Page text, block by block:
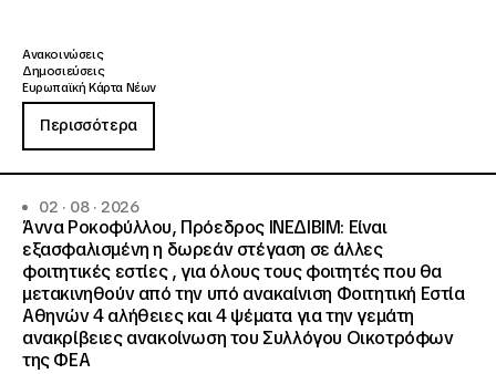
Ανακοινώσεις
Δημοσιεύσεις
Ευρωπαϊκή Κάρτα Νέων
Περισσότερα
02 · 08 · 2026
Άννα Ροκοφύλλου, Πρόεδρος ΙΝΕΔΙΒΙΜ: Είναι
εξασφαλισμένη η δωρεάν στέγαση σε άλλες
φοιτητικές εστίες , για όλους τους φοιτητές που θα
μετακινηθούν από την υπό ανακαίνιση Φοιτητική Εστία
Αθηνών 4 αλήθειες και 4 ψέματα για την γεμάτη
ανακρίβειες ανακοίνωση του Συλλόγου Οικοτρόφων
της ΦΕΑ